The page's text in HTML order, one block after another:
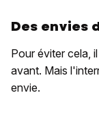
Des envies
Pour éviter cela,
avant. Mais
envie.